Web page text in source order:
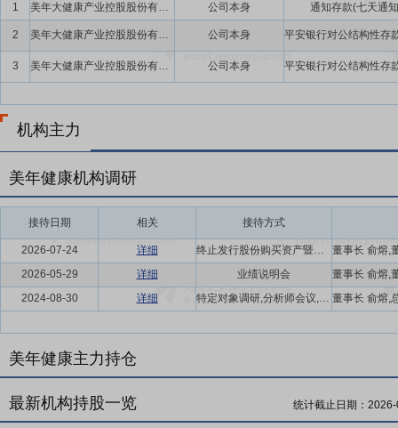
1 美年大健康产业控股股份有限公司 公司本身 通知存款(七天通
2 美年大健康产业控股股份有限公司 公司本身
3 美年大健康产业控股股份有限公司 公司本身
机构主力
美年健康机构调研
接待日期 相关 接待方式
2026-07-24 详细
终止发行股份购买资产暨关联交易事项投资者说明会
2026-05-29
详细
业绩说明会
2024-08-30
详细 特定对象调研,分析师会议,线上电话会议
美年健康主力持仓
最新机构持股一览 统计截止日期：